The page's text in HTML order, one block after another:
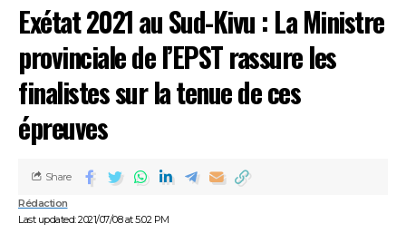
Exétat 2021 au Sud-Kivu : La Ministre
provinciale de l’EPST rassure les
finalistes sur la tenue de ces
épreuves
Last updated: 2021/07/08 at 5:02 PM
Rédaction
Share